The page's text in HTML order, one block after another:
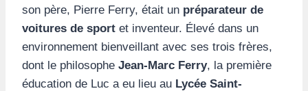
son père, Pierre Ferry, était un préparateur de
voitures de sport et inventeur. Élevé dans un
environnement bienveillant avec ses trois frères,
dont le philosophe Jean-Marc Ferry, la première
éducation de Luc a eu lieu au Lycée Saint-